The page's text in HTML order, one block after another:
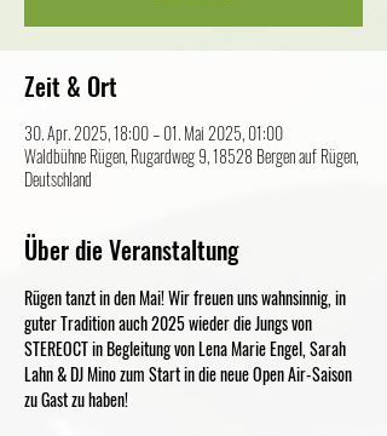
Zeit & Ort
30. Apr. 2025, 18:00 – 01. Mai 2025, 01:00
Waldbühne Rügen, Rugardweg 9, 18528 Bergen auf Rügen,
Deutschland
Über die Veranstaltung
Rügen tanzt in den Mai! Wir freuen uns wahnsinnig, in
guter Tradition auch 2025 wieder die Jungs von
STEREOCT in Begleitung von Lena Marie Engel, Sarah
Lahn & DJ Mino zum Start in die neue Open Air-Saison
zu Gast zu haben!